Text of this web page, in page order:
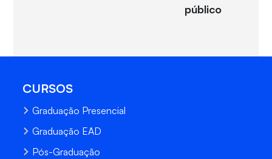
público
CURSOS
Graduação Presencial
Graduação EAD
Pós-Graduação